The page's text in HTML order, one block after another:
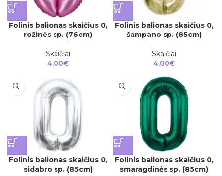
Folinis balionas skaičius 0,
rožinės sp. (76cm)
Skaičiai
4.00€
Folinis balionas skaičius 0,
šampano sp. (85cm)
Skaičiai
4.00€
Folinis balionas skaičius 0,
sidabro sp. (85cm)
Folinis balionas skaičius 0,
smaragdinės sp. (85cm)